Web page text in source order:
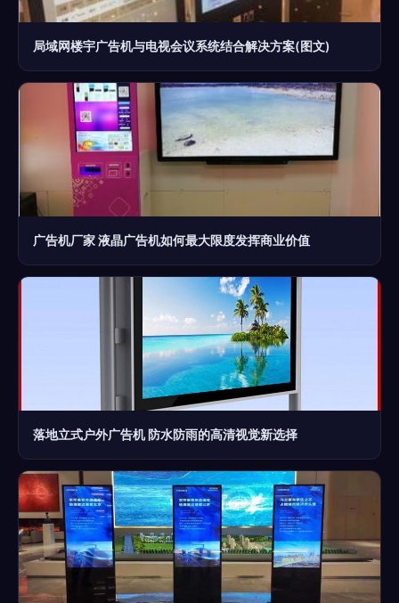
局域网楼宇广告机与电视会议系统结合解决方案(图文)
广告机厂家 液晶广告机如何最大限度发挥商业价值
落地立式户外广告机 防水防雨的高清视觉新选择